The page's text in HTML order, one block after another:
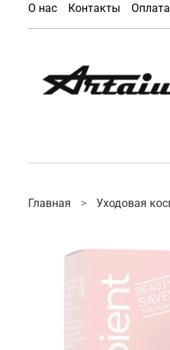
О нас Контакты
Главная Уходовая